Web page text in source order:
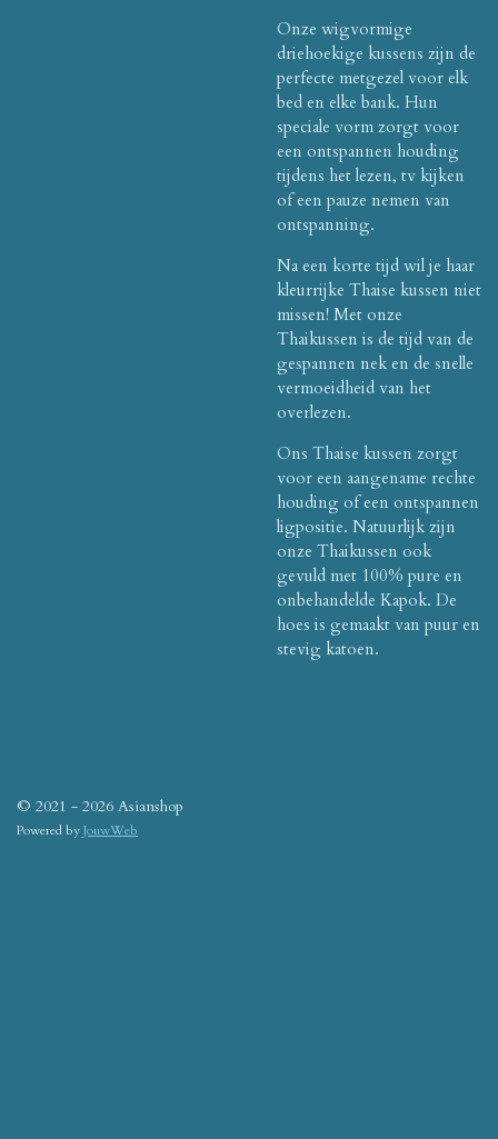
Onze wigvormige
driehoekige kussens zijn de
perfecte metgezel voor elk
bed en elke bank. Hun
speciale vorm zorgt voor
een ontspannen houding
tijdens het lezen, tv kijken
of een pauze nemen van
ontspanning.
Na een korte tijd wil je haar
kleurrijke Thaise kussen niet
missen! Met onze
Thaikussen is de tijd van de
gespannen nek en de snelle
vermoeidheid van het
overlezen.
Ons Thaise kussen zorgt
voor een aangename rechte
houding of een ontspannen
ligpositie. Natuurlijk zijn
onze Thaikussen ook
gevuld met 100% pure en
onbehandelde Kapok. De
hoes is gemaakt van puur en
stevig katoen.
© 2021 - 2026 Asianshop
Powered byJouwWeb